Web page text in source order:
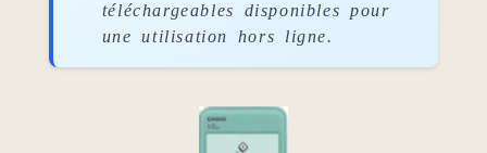
téléchargeables disponibles pour
une utilisation hors ligne.